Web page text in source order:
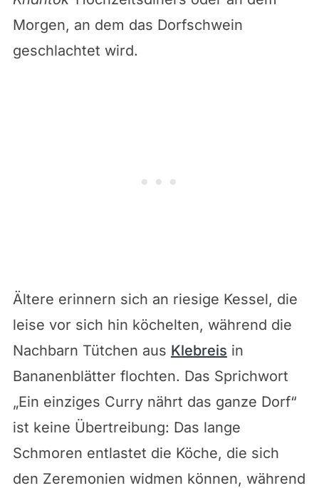
Morgen, an dem das Dorfschwein
geschlachtet wird.
Ältere erinnern sich an riesige Kessel, die
leise vor sich hin köchelten, während die
Nachbarn Tütchen aus Klebreis in
Bananenblätter flochten. Das Sprichwort
„Ein einziges Curry nährt das ganze Dorf“
ist keine Übertreibung: Das lange
Schmoren entlastet die Köche, die sich
den Zeremonien widmen können, während